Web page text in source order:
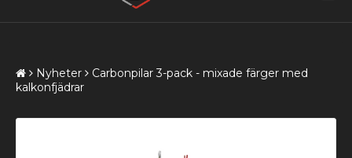
Nyheter
Carbonpilar 3-pack - mixade färger med
kalkonfjädrar